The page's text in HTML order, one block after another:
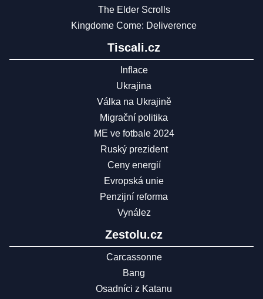
The Elder Scrolls
Kingdome Come: Deliverence
Tiscali.cz
Inflace
Ukrajina
Válka na Ukrajině
Migrační politika
ME ve fotbale 2024
Ruský prezident
Ceny energií
Evropská unie
Penzijní reforma
Vynález
Zestolu.cz
Carcassonne
Bang
Osadníci z Katanu